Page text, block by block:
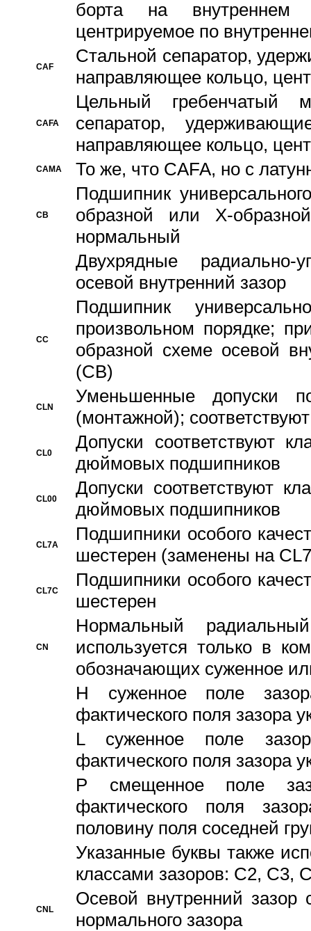
борта на внутреннем
центрируемое по
CAF
Стальной сепаратор,
направляющее кольцо,
CAFA
Цельный гребенчатый
сепаратор,
направляющее кольцо,
CAMA То же, что CAFA, но с
CB
Подшипник
образной или Х-
нормальный
Двухрядные радиально-
осевой внутренний зазор
CC
Подшипник
произвольном порядке;
образной схеме осевой
(CB)
CLN
Уменьшенные
(монтажной);
CL0
Допуски соответствуют
дюймовых подшипников
CL00
Допуски соответствуют
дюймовых подшипников
CL7A
Подшипники особого
шестерен (заменены на
CL7C
Подшипники особого
шестерен
CN
Hормальный
используется только в
обозначающих суженное
H суженное поле
фактического поля зазора
L суженное поле
фактического поля зазора
P смещенное поле
фактического поля
половину поля соседней
Указанные буквы также
классами зазоров: С2,
CNL
Осевой внутренний зазор
нормального зазора